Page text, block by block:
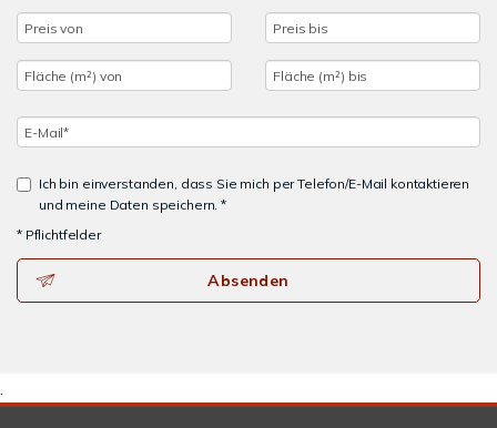
Ich bin einverstanden, dass Sie mich per Telefon/E-Mail kontaktieren
und meine Daten speichern. *
* Pflichtfelder
Absenden
.